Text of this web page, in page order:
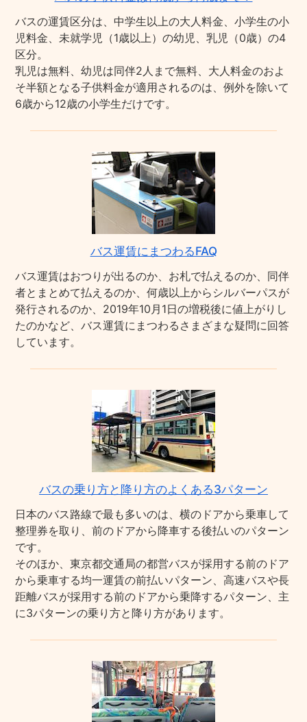
バスの運賃区分は、中学生以上の大人料金、小学生の小
児料金、未就学児（1歳以上）の幼児、乳児（0歳）の4
区分。
乳児は無料、幼児は同伴2人まで無料、大人料金のおよ
そ半額となる子供料金が適用されるのは、例外を除いて
6歳から12歳の小学生だけです。
バス運賃にまつわるFAQ
バス運賃はおつりが出るのか、お札で払えるのか、同伴
者とまとめて払えるのか、何歳以上からシルバーパスが
発行されるのか、2019年10月1日の増税後に値上がりし
たのかなど、バス運賃にまつわるさまざまな疑問に回答
しています。
バスの乗り方と降り方のよくある3パターン
日本のバス路線で最も多いのは、横のドアから乗車して
整理券を取り、前のドアから降車する後払いのパターン
です。
そのほか、東京都交通局の都営バスが採用する前のドア
から乗車する均一運賃の前払いパターン、高速バスや長
距離バスが採用する前のドアから乗降するパターン、主
に3パターンの乗り方と降り方があります。